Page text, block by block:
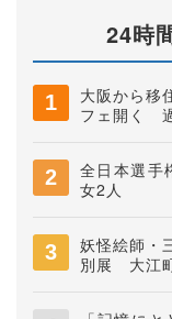
24時
大阪から移
フェ開く
全日本選手
女2人
妖怪絵師・
別展 大江